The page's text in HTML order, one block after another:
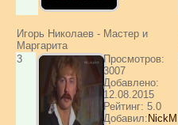
Игорь Николаев - Мастер и
Маргарита
3
Просмотров:
3007
Добавлено:
12.08.2015
Рейтинг: 5.0
Добавил: NickM